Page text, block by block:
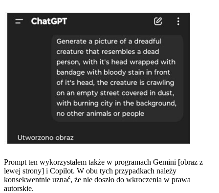
Prompt ten wykorzystałem także w programach Gemini [obraz z
lewej strony] i Copilot. W obu tych przypadkach należy
konsekwentnie uznać, że nie doszło do wkroczenia w prawa
autorskie.